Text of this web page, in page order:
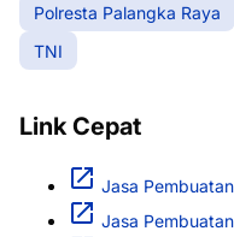
Polresta Palangka Raya
TNI
Link Cepat
Jasa
Jasa